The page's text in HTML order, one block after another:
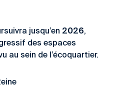
jusqu’en 2026,
des espaces
au sein de l’écoquartier.